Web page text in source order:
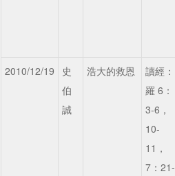
2010/12/19
史
伯
誠
浩大的救恩
讀經：
羅 6：
3-6，
10-
11，
7：21-